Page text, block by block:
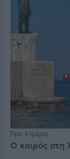
Πριν 4 ημέρες
Ο καιρός στη